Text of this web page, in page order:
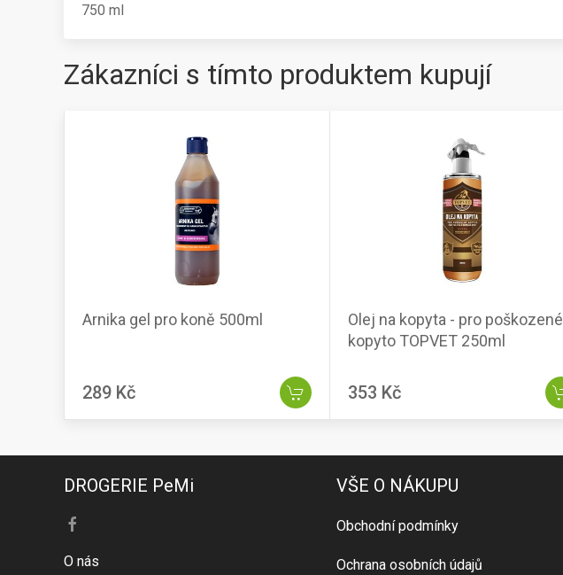
750 ml
Zákazníci s tímto produktem kupují
Arnika gel pro koně 500ml
289 Kč
Olej na kopyta - pro poškozené
kopyto TOPVET 250ml
353 Kč
DROGERIE PeMi
O nás
VŠE O NÁKUPU
Obchodní podmínky
Ochrana osobních údajů